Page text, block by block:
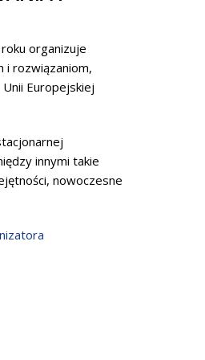
organizuje
i rozwiązaniom,
Europejskiej
innymi takie
nowoczesne